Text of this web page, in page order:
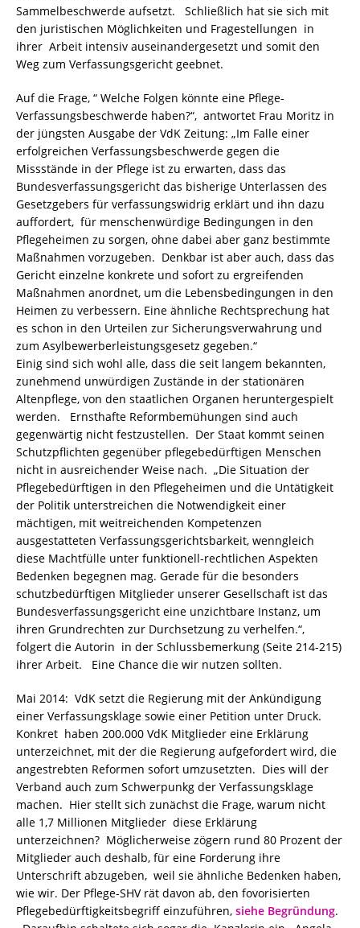
Sammelbeschwerde aufsetzt. Schließlich hat sie sich mit
den juristischen Möglichkeiten und Fragestellungen in
ihrer Arbeit intensiv auseinandergesetzt und somit den
Weg zum Verfassungsgericht geebnet.
Auf die Frage, “ Welche Folgen könnte eine Pflege-
Verfassungsbeschwerde haben?“, antwortet Frau Moritz in
der jüngsten Ausgabe der VdK Zeitung: „Im Falle einer
erfolgreichen Verfassungsbeschwerde gegen die
Missstände in der Pflege ist zu erwarten, dass das
Bundesverfassungsgericht das bisherige Unterlassen des
Gesetzgebers für verfassungswidrig erklärt und ihn dazu
auffordert, für menschenwürdige Bedingungen in den
Pflegeheimen zu sorgen, ohne dabei aber ganz bestimmte
Maßnahmen vorzugeben. Denkbar ist aber auch, dass das
Gericht einzelne konkrete und sofort zu ergreifenden
Maßnahmen anordnet, um die Lebensbedingungen in den
Heimen zu verbessern. Eine ähnliche Rechtsprechung hat
es schon in den Urteilen zur Sicherungsverwahrung und
zum Asylbewerberleistungsgesetz gegeben.“
Einig sind sich wohl alle, dass die seit langem bekannten,
zunehmend unwürdigen Zustände in der stationären
Altenpflege, von den staatlichen Organen heruntergespielt
werden. Ernsthafte Reformbemühungen sind auch
gegenwärtig nicht festzustellen. Der Staat kommt seinen
Schutzpflichten gegenüber pflegebedürftigen Menschen
nicht in ausreichender Weise nach. „Die Situation der
Pflegebedürftigen in den Pflegeheimen und die Untätigkeit
der Politik unterstreichen die Notwendigkeit einer
mächtigen, mit weitreichenden Kompetenzen
ausgestatteten Verfassungsgerichtsbarkeit, wenngleich
diese Machtfülle unter funktionell-rechtlichen Aspekten
Bedenken begegnen mag. Gerade für die besonders
schutzbedürftigen Mitglieder unserer Gesellschaft ist das
Bundesverfassungsgericht eine unzichtbare Instanz, um
ihren Grundrechten zur Durchsetzung zu verhelfen.“,
folgert die Autorin in der Schlussbemerkung (Seite 214-215)
ihrer Arbeit. Eine Chance die wir nutzen sollten.
Mai 2014: VdK setzt die Regierung mit der Ankündigung
einer Verfassungsklage sowie einer Petition unter Druck.
Konkret haben 200.000 VdK Mitglieder eine Erklärung
unterzeichnet, mit der die Regierung aufgefordert wird, die
angestrebten Reformen sofort umzusetzten. Dies will der
Verband auch zum Schwerpunkg der Verfassungsklage
machen. Hier stellt sich zunächst die Frage, warum nicht
alle 1,7 Millionen Mitglieder diese Erklärung
unterzeichnen? Möglicherweise zögern rund 80 Prozent der
Mitglieder auch deshalb, für eine Forderung ihre
Unterschrift abzugeben, weil sie ähnliche Bedenken haben,
wie wir. Der Pflege-SHV rät davon ab, den fovorisierten
Pflegebedürftigkeitsbegriff einzuführen, siehe Begründung.